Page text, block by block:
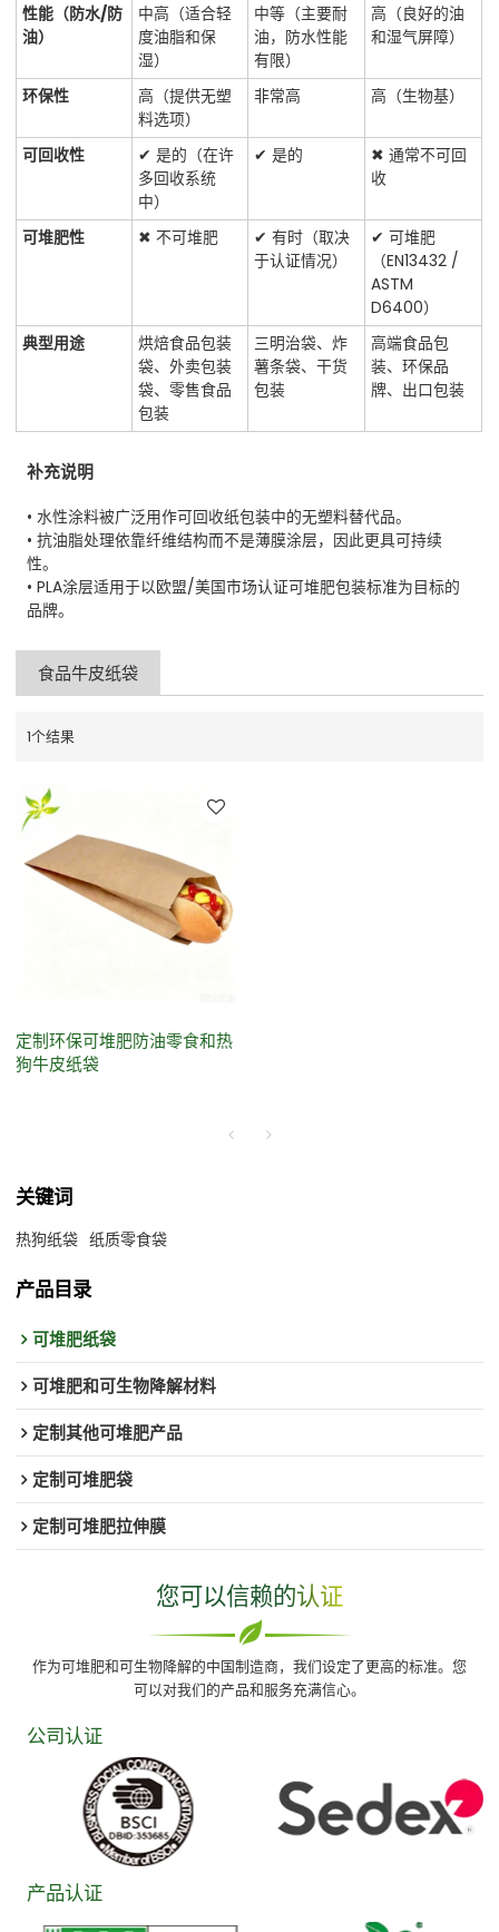
性能（防水/防
油）
中高（适合轻
度油脂和保
湿）
中等（主要耐
油，防水性能
有限）
高（良好的油
和湿气屏障）
环保性
高（提供无塑
料选项）
非常高 高（生物基）
可回收性
✔ 是的（在许
多回收系统
中）
✔ 是的
✖ 通常不可回
收
可堆肥性 ✖ 不可堆肥
✔ 有时（取决
于认证情况）
✔ 可堆肥
（EN13432 /
ASTM
D6400）
典型用途
烘焙食品包装
袋、外卖包装
袋、零售食品
包装
三明治袋、炸
薯条袋、干货
包装
高端食品包
装、环保品
牌、出口包装
补充说明
• 水性涂料被广泛用作可回收纸包装中的无塑料替代品。
• 抗油脂处理依靠纤维结构而不是薄膜涂层，因此更具可持续
性。
• PLA涂层适用于以欧盟/美国市场认证可堆肥包装标准为目标的
品牌。
食品牛皮纸袋
1个结果
定制环保可堆肥防油零食和热
狗牛皮纸袋
关键词
热狗纸袋 纸质零食袋
产品目录
可堆肥纸袋
可堆肥和可生物降解材料
定制其他可堆肥产品
定制可堆肥袋
定制可堆肥拉伸膜
您可以信赖的认证
作为可堆肥和可生物降解的中国制造商，我们设定了更高的标准。您
可以对我们的产品和服务充满信心。
公司认证
产品认证